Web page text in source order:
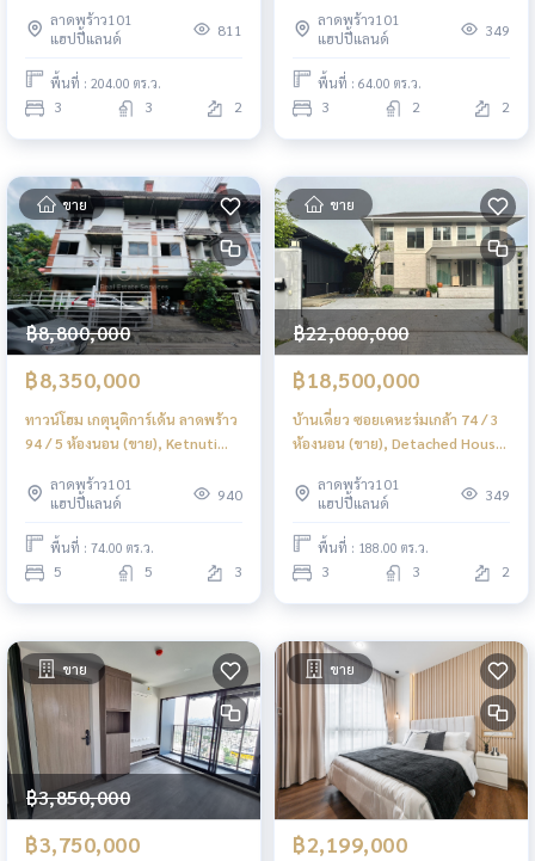
SALE) TPM205
ลาดพร้าว101
แฮปปี้แลนด์
811
พื้นที่ : 204.00 ตร.ว.
3 3 2
Bedrooms (FOR SALE) TPM181
ลาดพร้าว101
แฮปปี้แลนด์
349
พื้นที่ : 64.00 ตร.ว.
3 2 2
ขาย
฿8,800,000
฿8,350,000
ทาวน์โฮม เกตุนุติการ์เด้น ลาดพร้าว
94 / 5 ห้องนอน (ขาย), Ketnuti
Townhome 5 Bedrooms (FOR
SALE) TPM143
ลาดพร้าว101
แฮปปี้แลนด์
940
พื้นที่ : 74.00 ตร.ว.
5 5 3
ขาย
฿22,000,000
฿18,500,000
บ้านเดี่ยว ซอยเคหะร่มเกล้า 74 / 3
ห้องนอน (ขาย), Detached House
Bedrooms (FOR SALE) BZD107
ลาดพร้าว101
แฮปปี้แลนด์
349
พื้นที่ : 188.00 ตร.ว.
3 3 2
ขาย
฿3,850,000
฿3,750,000
ขาย
฿2,199,000